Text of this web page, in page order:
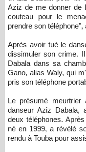
Aziz de me donner de
couteau pour le
prendre son
Après avoir tué le
dissimuler son crime.
Dabala dans sa
Gano, alias Waly, qui
pris son téléphone
Le présumé
danseur Aziz Dabala,
deux téléphones.
né en 1999, a révélé
rendu à Touba pour